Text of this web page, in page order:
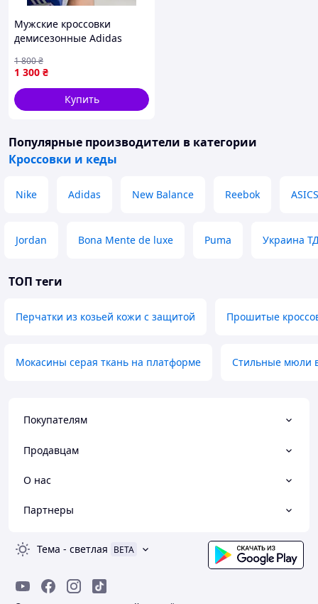
Мужские кроссовки
демисезонные Adidas
42 44
1 300 ₴
1 800₴
Купить
Популярные производители в категории
Кроссовки и кеды
Nike Adidas New Balance Reebok ASICS
Jordan Bona Mente de luxe Puma Украина
ТОП теги
Перчатки из козьей кожи с защитой Прошитые
Мокасины серая ткань на платформе Стильные мюли
Покупателям
Продавцам
О нас
Партнеры
Тема - светлая BETA